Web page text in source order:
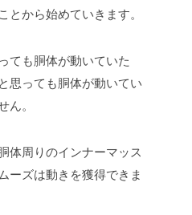
とから始めていきます。
ても胴体が動いていた
思っても胴体が動いてい
ん。
体周りのインナーマッス
ーズは動きを獲得できま